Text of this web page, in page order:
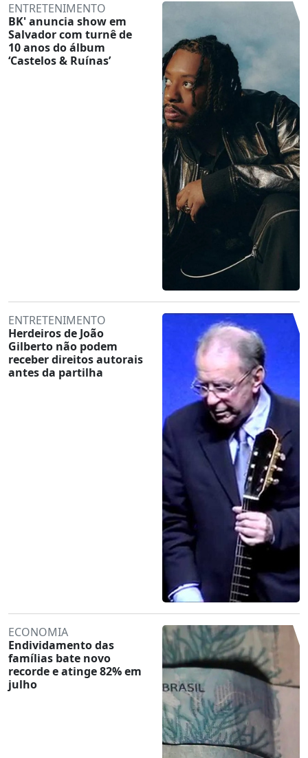
ENTRETENIMENTO
BK' anuncia show em
Salvador com turnê de
10 anos do álbum
‘Castelos & Ruínas’
ENTRETENIMENTO
Herdeiros de João
Gilberto não podem
receber direitos autorais
antes da partilha
ECONOMIA
Endividamento das
famílias bate novo
recorde e atinge 82% em
julho